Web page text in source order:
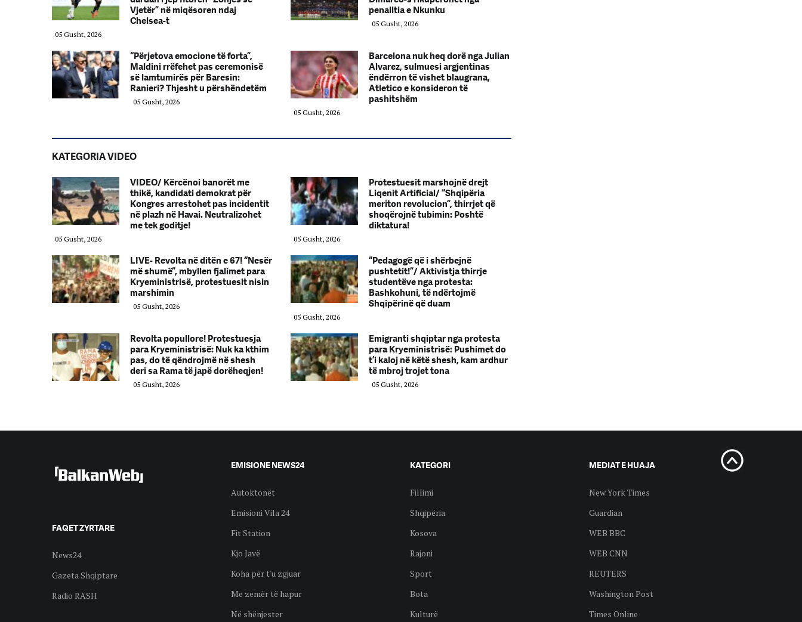
Vjetër” në miqësoren ndaj
Chelsea-t
05 Gusht, 2026
penalltia e Nkunku
05 Gusht, 2026
“Përjetova emocione të forta”,
Maldini rrëfehet pas ceremonisë
së lamtumirës për Baresin:
Ranieri? Thjesht u përshëndetëm
05 Gusht, 2026
Barcelona nuk heq dorë nga Julian
Alvarez, sulmuesi argjentinas
ëndërron të vishet blaugrana,
Atletico e konsideron të
pashitshëm
05 Gusht, 2026
KATEGORIA VIDEO
VIDEO/ Kërcënoi banorët me
thikë, kandidati demokrat për
Kongres arrestohet pas incidentit
në plazh në Havai. Neutralizohet
me tek goditje!
05 Gusht, 2026
Protestuesit marshojnë drejt
Liqenit Artificial/ “Shqipëria
meriton revolucion”, thirrjet që
shoqërojnë tubimin: Poshtë
diktatura!
05 Gusht, 2026
LIVE- Revolta në ditën e 67! “Nesër
më shumë”, mbyllen fjalimet para
Kryeministrisë, protestuesit nisin
marshimin
05 Gusht, 2026
“Pedagogë që i shërbejnë
pushtetit!”/ Aktivistja thirrje
studentëve nga protesta:
Bashkohuni, të ndërtojmë
Shqipërinë që duam
05 Gusht, 2026
Revolta popullore! Protestuesja
para Kryeministrisë: Nuk ka kthim
pas, do të qëndrojmë në shesh
deri sa Rama të japë dorëheqjen!
05 Gusht, 2026
Emigranti shqiptar nga protesta
para Kryeministrisë: Pushimet do
t’i kaloj në këtë shesh, kam ardhur
të mbroj trojet tona
05 Gusht, 2026
FAQET ZYRTARE
News24
Gazeta Shqiptare
Radio RASH
EMISIONE NEWS24
Autoktonët
Emisioni Vila 24
Fit Station
Kjo Javë
Koha për t'u zgjuar
Me zemër të hapur
Në shënjester
KATEGORI
Fillimi
Shqipëria
Kosova
Rajoni
Sport
Bota
Kulturë
MEDIAT E HUAJA
New York Times
Guardian
WEB BBC
WEB CNN
REUTERS
Washington Post
Times Online